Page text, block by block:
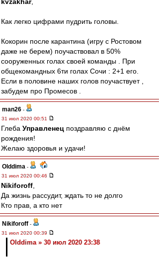
Как легко цифрами пудрить головы.
Кокорин после карантина (игру с Ростовом
даже не берем) поучаствовал в 50%
сооруженных голах своей команды . При
общекомандных 6ти голах Сочи : 2+1 его.
Если в половине наших голов поучаствует ,
забудем про Промесов .
man26 -
31 июл 2020 00:51
Глеба Управленец поздравляю с днём
рождения!
Желаю здоровья и удачи!
Olddima -
31 июл 2020 00:46
Nikiforoff
Да жизнь рассудит, ждать то не долго
Кто прав, а кто нет
Nikiforoff -
31 июл 2020 00:39
Olddima » 30 июл 2020 23:38